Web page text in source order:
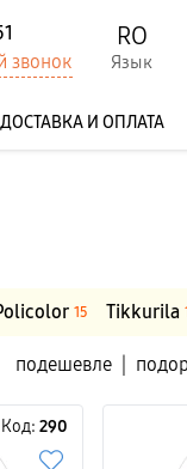
звонок
RO
Язык
ДОСТАВКА И ОПЛАТА
15 Tikkurila
подешевле
Код: 290